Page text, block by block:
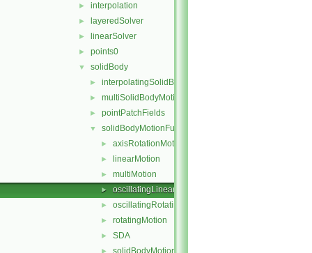
► interpolation
► layeredSolver
► linearSolver
► points0
▼ solidBody
► interpolatingSolidBodyMotionSolver
► multiSolidBodyMotionSolver
► pointPatchFields
▼ solidBodyMotionFunctions
► axisRotationMotion
► linearMotion
► multiMotion
► oscillatingLinearMotion
► oscillatingRotatingMotion
► rotatingMotion
► SDA
solidBodyMotionFunction